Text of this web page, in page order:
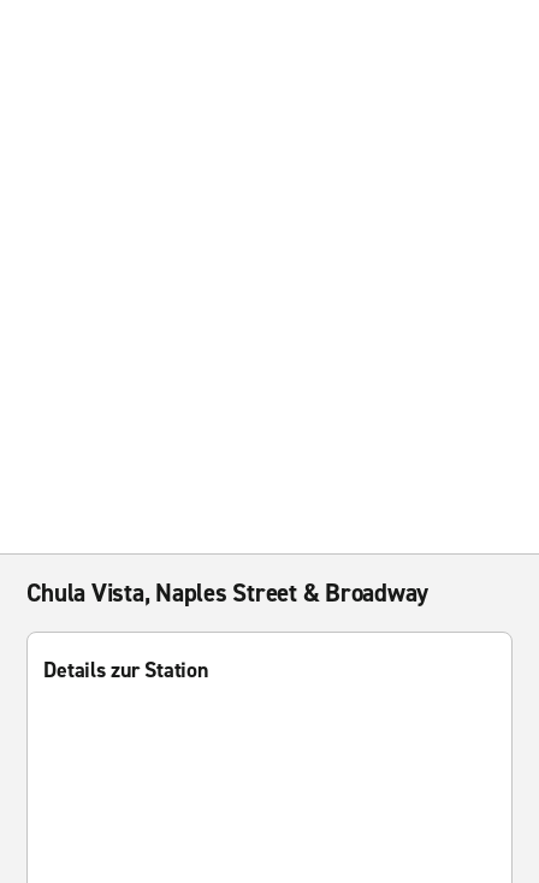
Chula Vista, Naples Street & Broadway
Details zur Station